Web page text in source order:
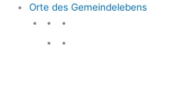
Orte des Gemeindelebens